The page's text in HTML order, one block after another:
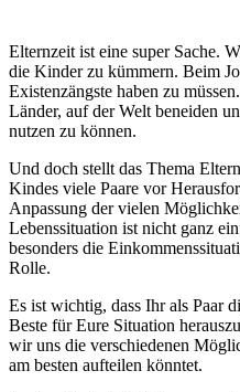
Elternzeit ist eine super Sache.
die Kinder zu kümmern. Beim
Existenzängste haben zu
Länder, auf der Welt beneiden
nutzen zu können.
Und doch stellt das Thema
Kindes viele Paare vor
Anpassung der vielen
Lebenssituation ist nicht ganz
besonders die
Rolle.
Es ist wichtig, dass Ihr als Paar
Beste für Eure Situation
wir uns die verschiedenen
am besten aufteilen könntet.